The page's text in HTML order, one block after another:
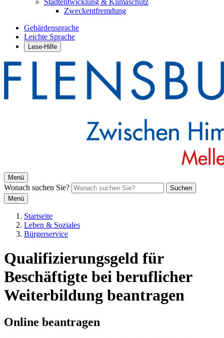
Stadtentwicklung & Klimaschutz
Zweckentfremdung
Gebärdensprache
Leichte Sprache
Lese-Hilfe
Menü
Wonach suchen Sie?
Suchen
Menü
Startseite
Leben & Soziales
Bürgerservice
Qualifizierungsgeld für
Beschäftigte bei beruflicher
Weiterbildung beantragen
Online beantragen